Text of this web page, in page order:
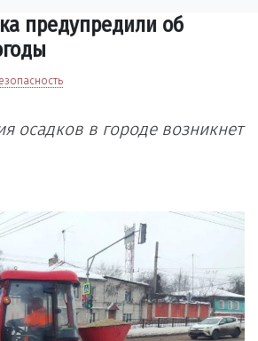
предупредили об
осадков в городе возникнет